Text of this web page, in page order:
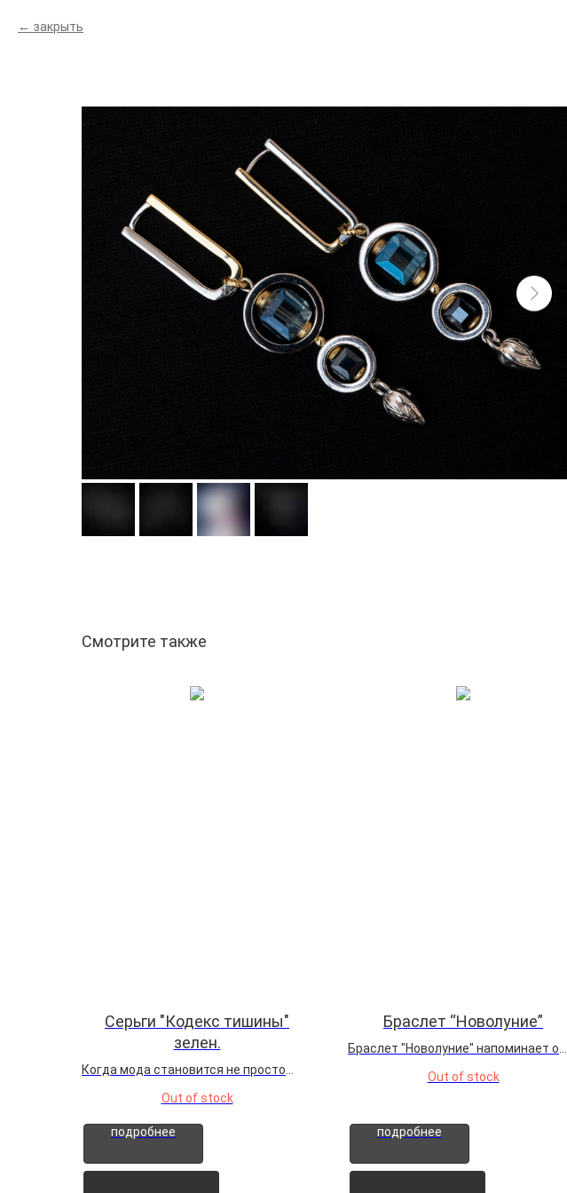
закрыть
Смотрите также
Серьги "Кодекс тишины"
зелен.
Когда мода становится не просто
на сцене появляются серьги "Кодекс
тишины". Флюоритовые бусины-
тени, окутывая свою хозяйку аурой...
Out of stock
подробнее
Браслет “Новолуние”
Браслет "Новолуние" напоминает о
всеми живыми процессами на Земле.
её влиянии на приливы и отливы,
новые начинания и
сверхъестественную
Out of stock
подробнее